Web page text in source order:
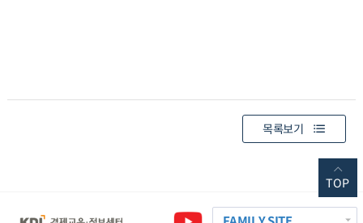
목록보기
TOP